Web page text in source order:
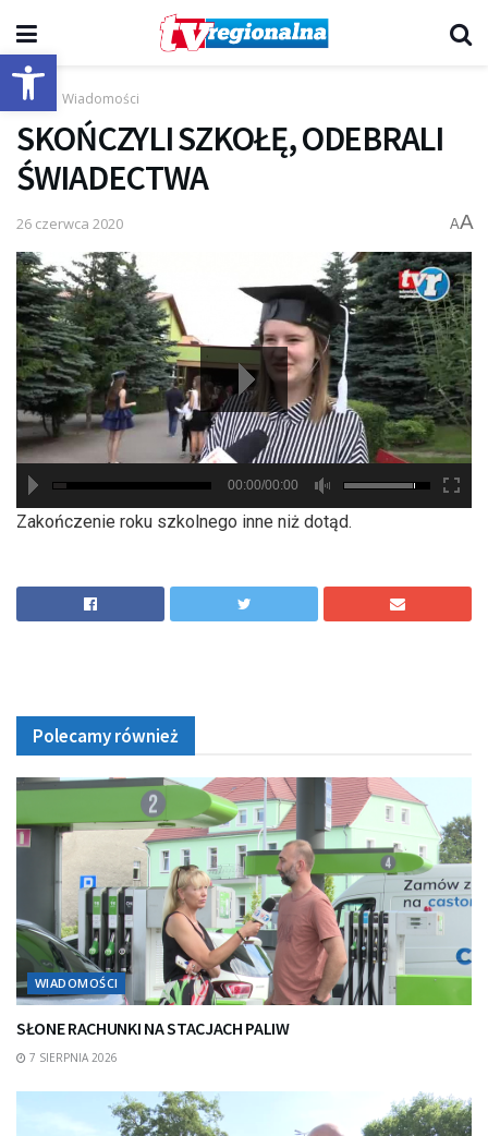
Otwórz pasek narzędzi
Start Wiadomości
SKOŃCZYLI SZKOŁĘ, ODEBRALI
ŚWIADECTWA
26 czerwca 2020 AA
hd2880
hd2160
hd2160
hd1440
highres
hd1080
hd720
large
medium
small
tiny
00:00/00:00
Zakończenie roku szkolnego inne niż dotąd.
Polecamy również
WIADOMOŚCI
SŁONE RACHUNKI NA STACJACH PALIW
7 SIERPNIA 2026